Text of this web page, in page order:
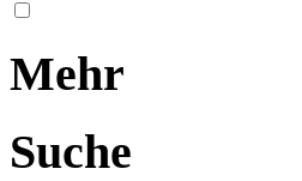
Mehr
Suche